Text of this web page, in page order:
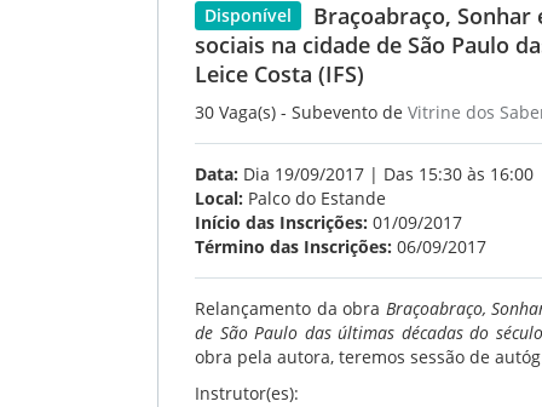
Disponível
Braçoabraço, Sonhar
sociais na cidade de São Paulo
Leice Costa (IFS)
30 Vaga(s) - Subevento de Vitrine dos
Data: Dia 19/09/2017 | Das 15:30 às 16:00
Local: Palco do Estande
Início das Inscrições: 01/09/2017
Término das Inscrições: 06/09/2017
Relançamento da obra Braçoabraço,
de São Paulo das últimas décadas do
obra pela autora, teremos sessão de
Instrutor(es):